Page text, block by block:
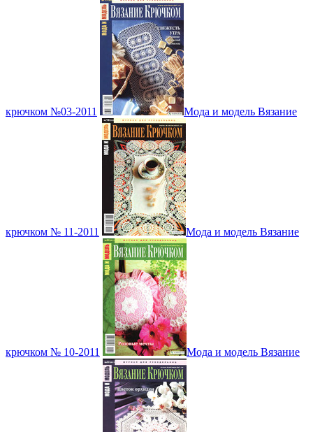
крючком №03-2011 Мода и модель Вязание
крючком № 11-2011 Мода и модель Вязание
крючком № 10-2011 Мода и модель Вязание